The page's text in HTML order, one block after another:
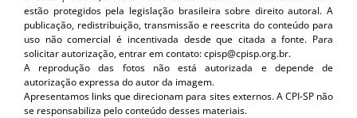
estão protegidos pela legislação brasileira sobre direito autoral. A
publicação, redistribuição, transmissão e reescrita do conteúdo para
uso não comercial é incentivada desde que citada a fonte. Para
solicitar autorização, entrar em contato: cpisp@cpisp.org.br.
A reprodução das fotos não está autorizada e depende de
autorização expressa do autor da imagem.
Apresentamos links que direcionam para sites externos. A CPI-SP não
se responsabiliza pelo conteúdo desses materiais.